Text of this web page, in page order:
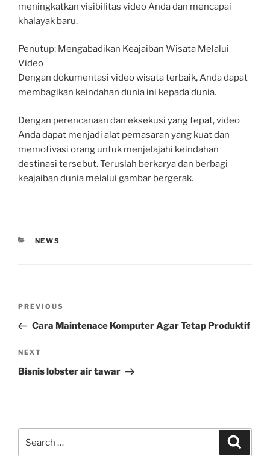
meningkatkan visibilitas video Anda dan mencapai
khalayak baru.
Penutup: Mengabadikan Keajaiban Wisata Melalui
Video
Dengan dokumentasi video wisata terbaik, Anda dapat
membagikan keindahan dunia ini kepada dunia.
Dengan perencanaan dan eksekusi yang tepat, video
Anda dapat menjadi alat pemasaran yang kuat dan
memotivasi orang untuk menjelajahi keindahan
destinasi tersebut. Teruslah berkarya dan berbagi
keajaiban dunia melalui gambar bergerak.
CATEGORIES
NEWS
Previous
Post
PREVIOUS
Cara Maintenace Komputer Agar Tetap Produktif
Next
Post
NEXT
Bisnis lobster air tawar